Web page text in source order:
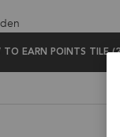
TO EARN POINTS TILE